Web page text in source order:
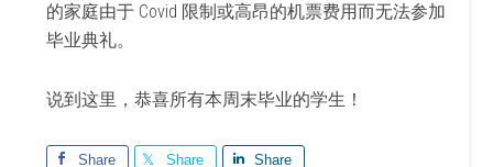
的家庭由于 Covid 限制或高昂的机票费用而无法参加
毕业典礼。
说到这里，恭喜所有本周末毕业的学生！
Share Share Share